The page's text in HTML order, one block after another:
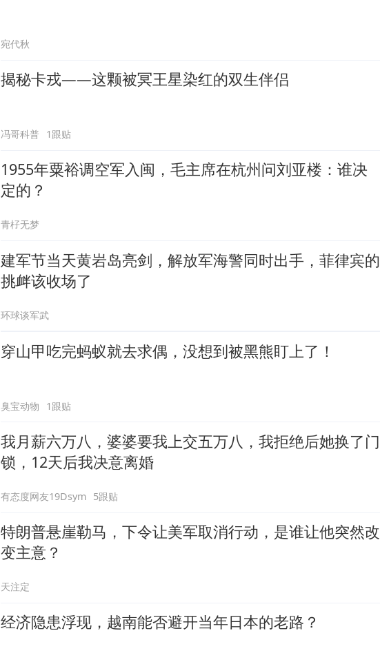
宛代秋
揭秘卡戎——这颗被冥王星染红的双生伴侣
冯哥科普 1跟贴
1955年粟裕调空军入闽，毛主席在杭州问刘亚楼：谁决
定的？
青杍无梦
建军节当天黄岩岛亮剑，解放军海警同时出手，菲律宾的
挑衅该收场了
环球谈军武
穿山甲吃完蚂蚁就去求偶，没想到被黑熊盯上了！
臭宝动物 1跟贴
我月薪六万八，婆婆要我上交五万八，我拒绝后她换了门
锁，12天后我决意离婚
有态度网友19Dsym 5跟贴
特朗普悬崖勒马，下令让美军取消行动，是谁让他突然改
变主意？
天注定
经济隐患浮现，越南能否避开当年日本的老路？